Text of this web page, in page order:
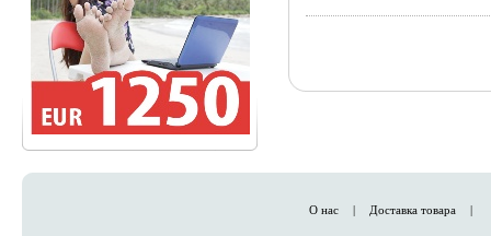
О нас | Доставка товара |